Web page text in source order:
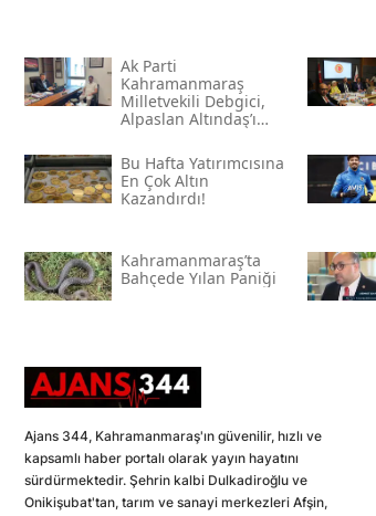
Ak Parti
Kahramanmaraş
Milletvekili Debgici,
Alpaslan Altındaş’ı
Bu Hafta Yatırımcısına
En Çok Altın
Kazandırdı!
Kahramanmaraş’ta
Bahçede Yılan Paniği
Ajans 344, Kahramanmaraş'ın güvenilir, hızlı ve
kapsamlı haber portalı olarak yayın hayatını
sürdürmektedir. Şehrin kalbi Dulkadiroğlu ve
Onikişubat'tan, tarım ve sanayi merkezleri Afşin,